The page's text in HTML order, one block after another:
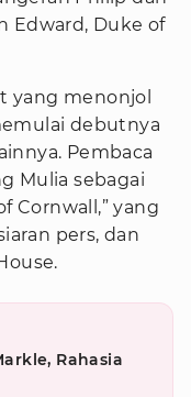
Edward, Duke of
yang menonjol
debutnya
Pembaca
Mulia sebagai
Cornwall,” yang
pers, dan
Rahasia